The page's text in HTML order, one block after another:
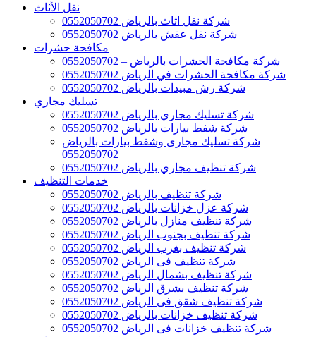
نقل الأثاث
شركة نقل اثاث بالرياض 0552050702
شركة نقل عفش بالرياض 0552050702
مكافحة حشرات
شركة مكافحة الحشرات بالرياض – 0552050702
شركة مكافحة الحشرات في الرياض 0552050702
شركة رش مبيدات بالرياض 0552050702
تسليك مجاري
شركة تسليك مجاري بالرياض 0552050702
شركة شفط بيارات بالرياض 0552050702
شركة تسليك مجارى وشفط بيارات بالرياض
0552050702
شركة تنظيف مجاري بالرياض 0552050702
خدمات التنظيف
شركة تنظيف بالرياض 0552050702
شركة عزل خزانات بالرياض 0552050702
شركة تنظيف منازل بالرياض 0552050702
شركة تنظيف بجنوب الرياض 0552050702
شركة تنظيف بغرب الرياض 0552050702
شركة تنظيف فى الرياض 0552050702
شركة تنظيف بشمال الرياض 0552050702
شركة تنظيف بشرق الرياض 0552050702
شركة تنظيف شقق فى الرياض 0552050702
شركة تنظيف خزانات بالرياض 0552050702
شركة تنظيف خزانات فى الرياض 0552050702